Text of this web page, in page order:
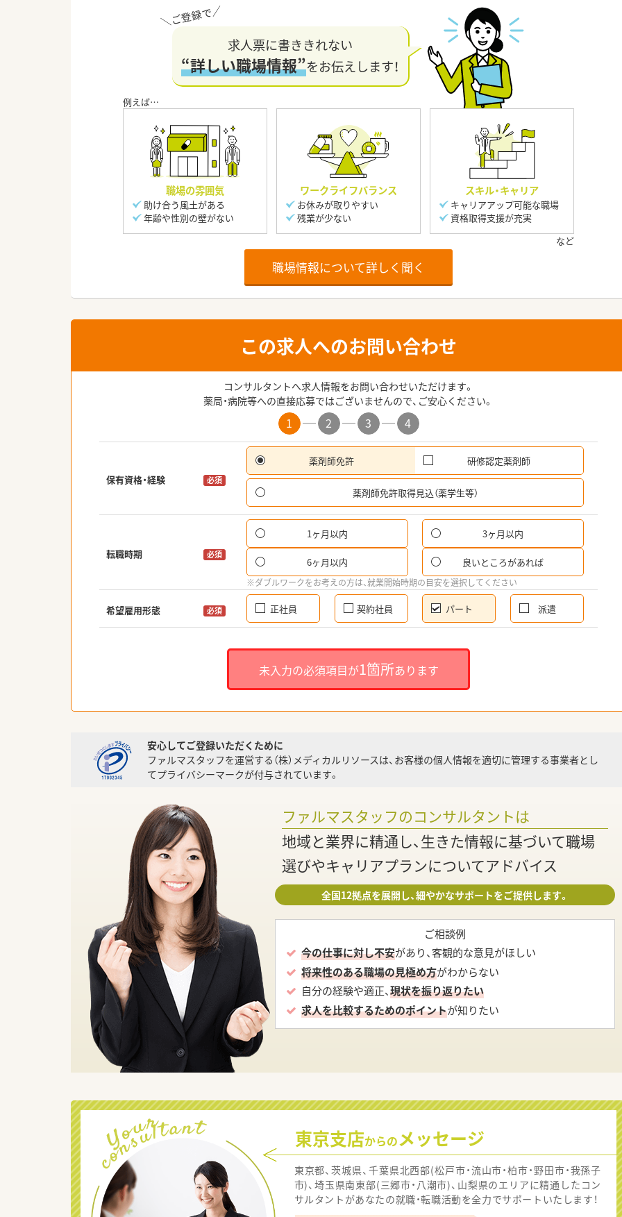
求人票に書ききれない
“詳しい職場情報”をお伝えします！
職場の雰囲気
助け合う風土がある
年齢や性別の壁がない
ワークライフバランス
お休みが取りやすい
残業が少ない
スキル・キャリア
キャリアアップ可能な職場
資格取得支援が充実
職場情報について詳しく聞く
この求人へのお問い合わせ
コンサルタントへ求人情報をお問い合わせいただけます。
薬局・病院等への直接応募ではございませんので、ご安心ください。
1 2 3 4
保有資格・経験 必須
薬剤師免許 研修認定薬剤師
薬剤師免許取得見込（薬学生等）
転職時期 必須
1ヶ月以内 3ヶ月以内
6ヶ月以内 良いところがあれば
※ダブルワークをお考えの方は、就業開始時期の目安を選択してください
希望雇用形態 必須 正社員 契約社員 パート 派遣
未入力の必須項目が1箇所あります
安心してご登録いただくために
ファルマスタッフを運営する（株）メディカルリソースは、お客様の個人情報を適切に管理する事業者とし
てプライバシーマークが付与されています。
ファルマスタッフのコンサルタントは
地域と業界に精通し、生きた情報に基づいて職場
選びやキャリアプランについてアドバイス
全国12拠点を展開し、細やかなサポートをご提供します。
ご相談例
今の仕事に対し不安があり、客観的な意見がほしい
将来性のある職場の見極め方がわからない
自分の経験や適正、現状を振り返りたい
求人を比較するためのポイントが知りたい
東京支店からのメッセージ
東京都、茨城県、千葉県北西部(松戸市・流山市・柏市・野田市・我孫子
市)、埼玉県南東部(三郷市・八潮市)、山梨県のエリアに精通したコン
サルタントがあなたの就職・転職活動を全力でサポートいたします！